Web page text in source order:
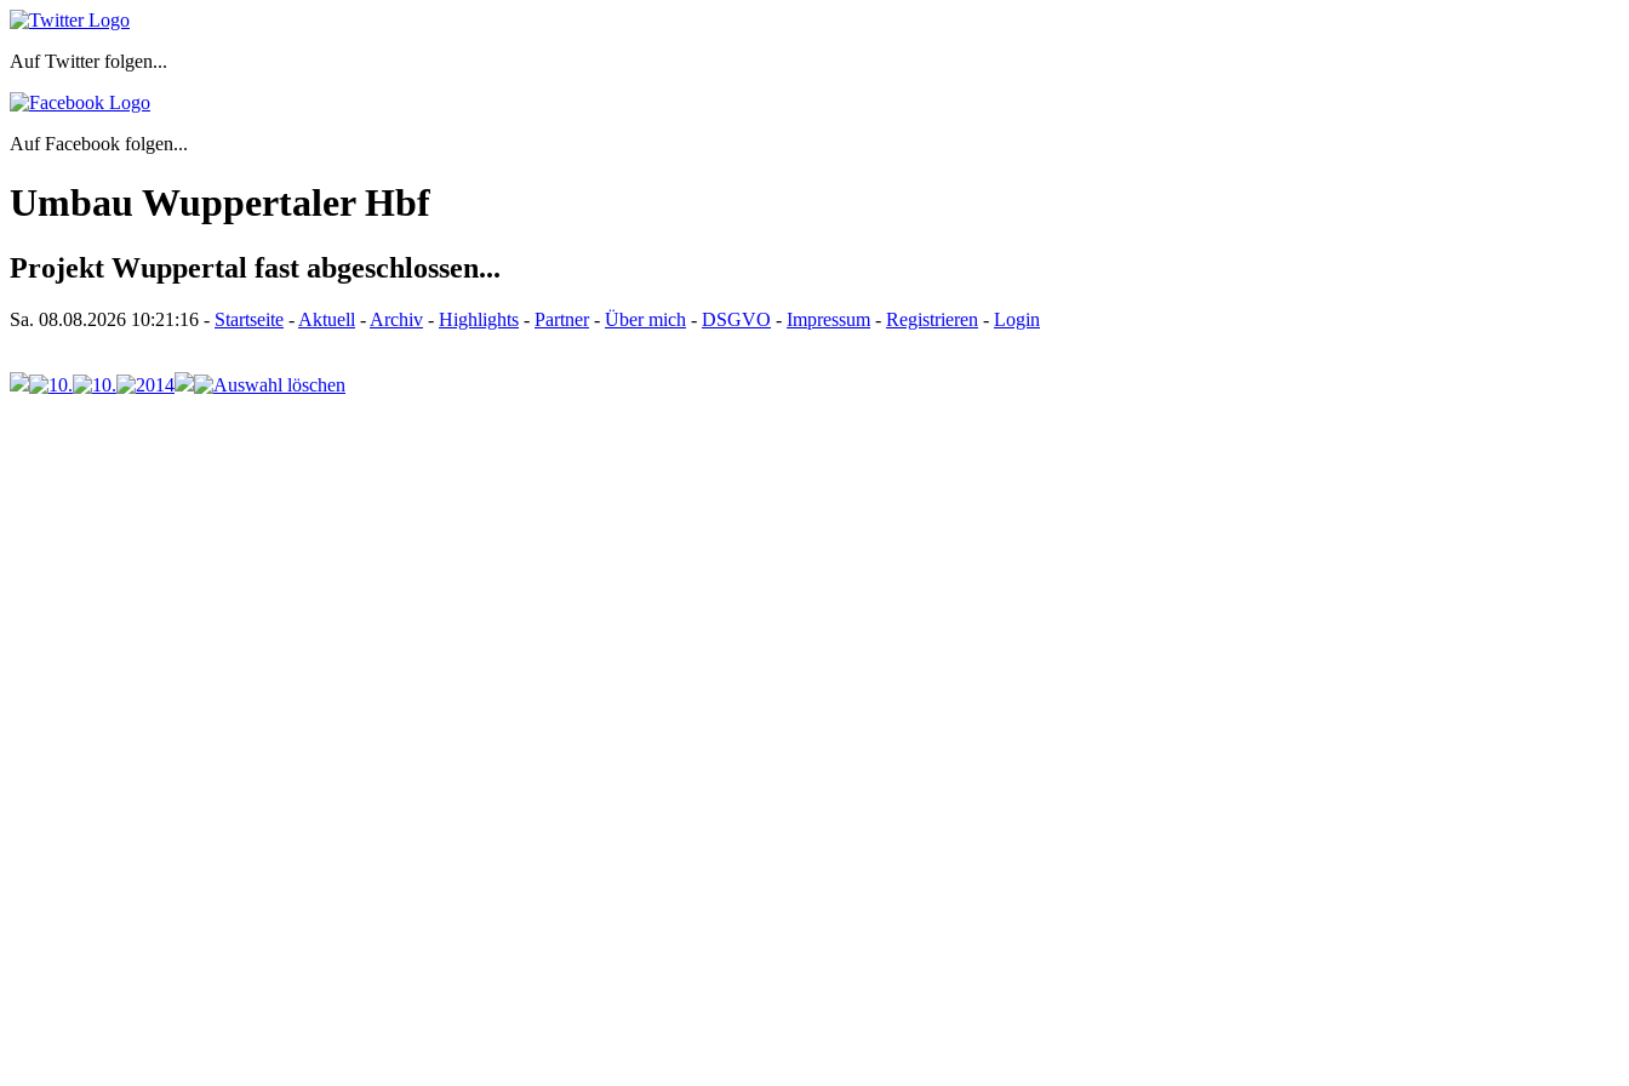
Auf Twitter folgen...
Auf Facebook folgen...
Umbau Wuppertaler Hbf
Projekt Wuppertal fast abgeschlossen...
Sa. 08.08.2026 10:21:16 - Startseite - Aktuell - Archiv - Highlights - Partner- Über mich - DSGVO - Impressum - Registrieren - Login